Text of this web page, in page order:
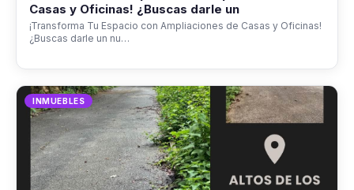
Casas y Oficinas! ¿Buscas darle un
¡Transforma Tu Espacio con Ampliaciones de Casas y Oficinas!
¿Buscas darle un nu…
INMUEBLES